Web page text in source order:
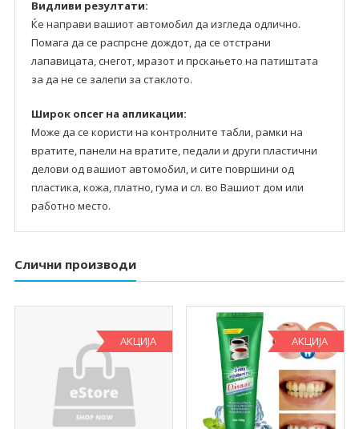
Видливи резултати:
Ќе направи вашиот автомобил да изгледа одлично.
Помага да се распрсне дождот, да се отстрани
лапавицата, снегот, мразот и прскањето на патиштата
за да не се залепи за стаклото.
Широк опсег на апликации:
Може да се користи на контролните табли, рамки на
вратите, панели на вратите, педали и други пластични
делови од вашиот автомобил, и сите површини од
пластика, кожа, платно, гума и сл. во Вашиот дом или
работно место.
Слични производи
АКЦИЈА АКЦИЈА